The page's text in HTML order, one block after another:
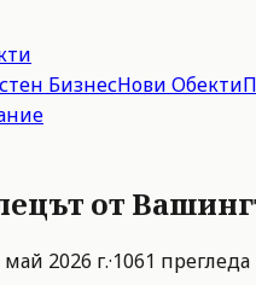
БизнесНови Обекти
от
май 2026 г.·1061 прегледа